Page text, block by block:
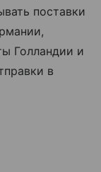
поставки
Голландии и
в